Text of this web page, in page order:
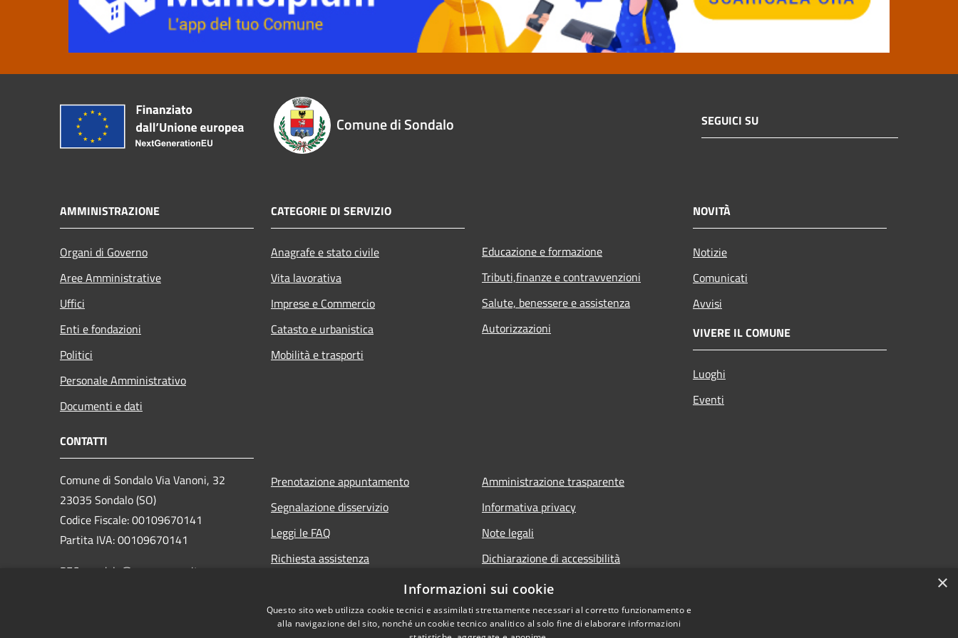
Comune di Sondalo SEGUICI SU
AMMINISTRAZIONE
Organi di Governo
Aree Amministrative
Uffici
Enti e fondazioni
Politici
Personale Amministrativo
Documenti e dati
CATEGORIE DI SERVIZIO
Anagrafe e stato civile
Vita lavorativa
Imprese e Commercio
Catasto e urbanistica
Mobilità e trasporti
Educazione e formazione
Tributi,finanze e contravvenzioni
Salute, benessere e assistenza
Autorizzazioni
NOVITÀ
Notizie
Comunicati
Avvisi
VIVERE IL COMUNE
Luoghi
Eventi
CONTATTI
Comune di Sondalo Via Vanoni, 32
23035 Sondalo (SO)
Codice Fiscale: 00109670141
Partita IVA: 00109670141
PEC: sondalo@pec.cmav.so.it
Prenotazione appuntamento
Segnalazione disservizio
Leggi le FAQ
Richiesta assistenza
Amministrazione trasparente
Informativa privacy
Note legali
Dichiarazione di accessibilità
Senalazione di inaccessibilità
Whistleblowing segnalazione illeciti
×
Informazioni sui cookie
Questo sito web utilizza cookie tecnici e assimilati strettamente necessari al corretto funzionamento e
alla navigazione del sito, nonché un cookie tecnico analitico al solo fine di elaborare informazioni